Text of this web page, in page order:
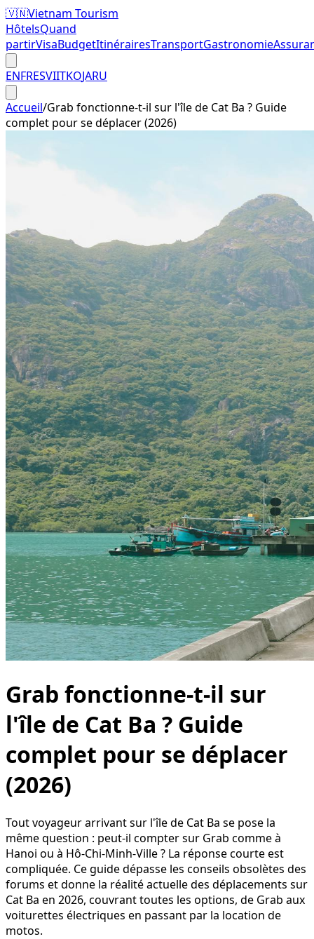
🇻🇳Vietnam Tourism
HôtelsQuand
partirVisaBudgetItinérairesTransportGastronomie
ENFRESVIITKOJARU
Accueil/Grab fonctionne-t-il sur l'île de Cat Ba ? Guide
complet pour se déplacer (2026)
Grab fonctionne-t-il sur
l'île de Cat Ba ? Guide
complet pour se déplacer
(2026)
Tout voyageur arrivant sur l'île de Cat Ba se pose la
même question : peut-il compter sur Grab comme à
Hanoi ou à Hô-Chi-Minh-Ville ? La réponse courte est
compliquée. Ce guide dépasse les conseils obsolètes des
forums et donne la réalité actuelle des déplacements sur
Cat Ba en 2026, couvrant toutes les options, de Grab aux
voiturettes électriques en passant par la location de
motos.